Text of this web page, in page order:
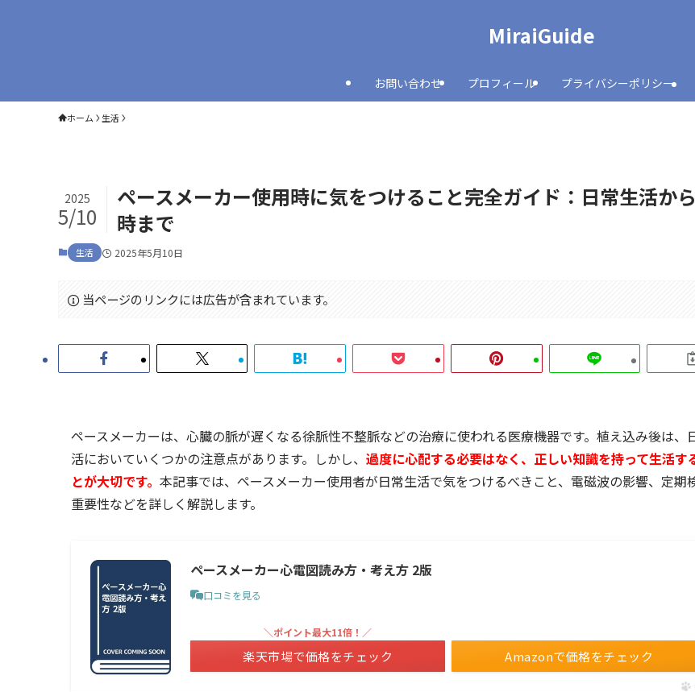
MiraiGuide
お問い合わせ プロフィール プライバシーポリシー
ホーム 生活
ペースメーカー使用時に気をつけること完全ガイド：日常生活か
時まで
2025
5/10
生活 2025年5月10日
当ページのリンクには広告が含まれています。
ペースメーカーは、心臓の脈が遅くなる徐脈性不整脈などの治療に使われる医療機器です。植え込み後は、
活においていくつかの注意点があります。しかし、 過度に心配する必要はなく、正しい知識を持って生活す
とが大切です。 本記事では、ペースメーカー使用者が日常生活で気をつけるべきこと、電磁波の影響、定期
重要性などを詳しく解説します。
ペースメーカー心電図読み方・考え方 2版
口コミを見る
Amazonで価格をチェック
＼ポイント最大11倍！／
楽天市場で価格をチェック